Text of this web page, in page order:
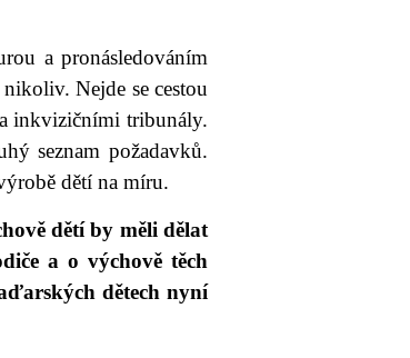
a pronásledováním
Nejde se cestou
inkvizičními tribunály.
seznam požadavků.
dětí na míru.
dětí by měli dělat
a o výchově těch
dětech nyní